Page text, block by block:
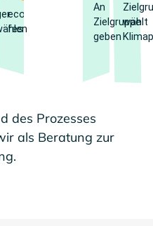
ecobono
festlegen
An
Zielgruppe
geben
wählt
des Prozesses
als Beratung zur